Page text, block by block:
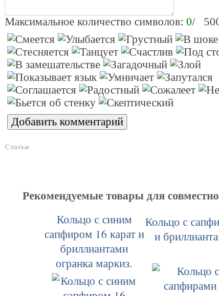
Максимальное количество символов: 0/
Статьи
Рекомендуемые товары для
Кольцо с синим
сапфиром 16 карат и
бриллиантами
огранка маркиз.
Кольцо с
и